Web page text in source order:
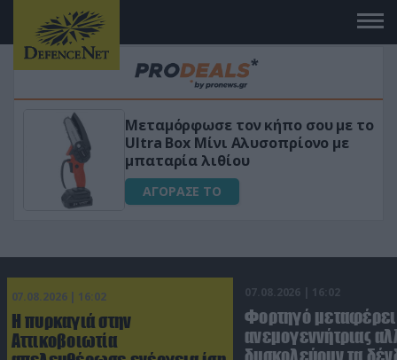
Μεταμόρφωσε τον κήπο σου με το
Ultra Box Μίνι Αλυσοπρίονο με
μπαταρία λιθίου
ΑΓΟΡΑΣΕ ΤΟ
07.08.2026 | 16:02
Η πυρκαγιά στην
Αττικοβοιωτία
07.08.2026 | 16:02
Φορτηγό μεταφέρει
ανεμογεννήτριας
δυσκολεύουν τα